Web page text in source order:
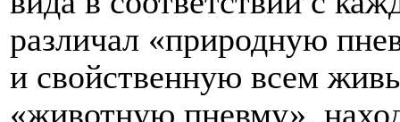
различал «природную
и свойственную всем
«животную пневму»,